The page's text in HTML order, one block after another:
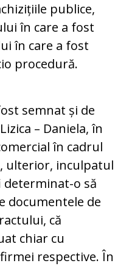
publice,
în care a fost
în care a fost
procedură.
semnat și de
– Daniela, în
în cadrul
ulterior, inculpatul
determinat-o să
documentele de
că
chiar cu
respective. În